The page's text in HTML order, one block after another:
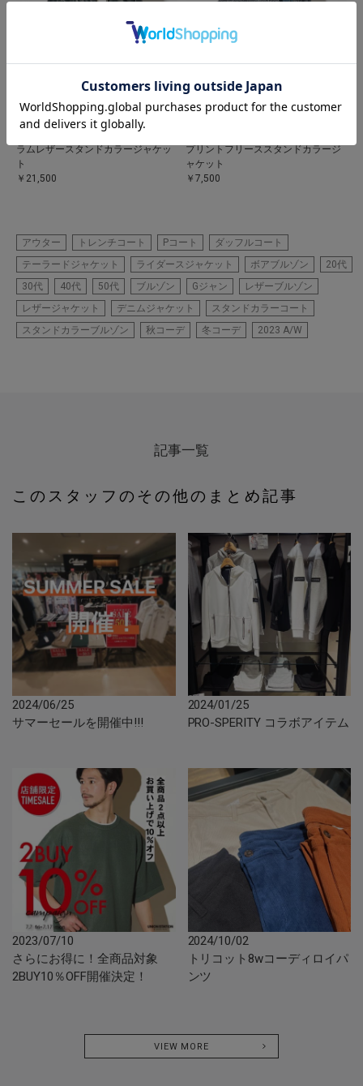
ラムレザースタンドカラージャケッ
ト
￥21,500
プリントフリーススタンドカラージ
ャケット
￥7,500
アウター トレンチコート Pコート
ダッフルコート
テーラードジャケット
ライダースジャケット ボアブルゾン
20代
30代
40代 50代 ブルゾン Gジャン
レザーブルゾン
レザージャケット
デニムジャケット
スタンドカラーコート
スタンドカラーブルゾン
秋コーデ 冬コーデ 2023 A/W
記事一覧
このスタッフのその他のまとめ記事
2024/06/25
サマーセールを開催中!!!
2024/01/25
PRO-SPERITY コラボアイテム
2023/07/10
さらにお得に！全商品対象
2BUY10％OFF開催決定！
2024/10/02
トリコット8wコーディロイパ
ンツ
VIEW MORE